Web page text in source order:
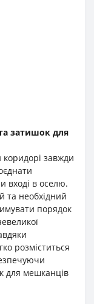
затишок для
завжди
вході в оселю.
та необхідний
порядок
розміститься
для мешканців